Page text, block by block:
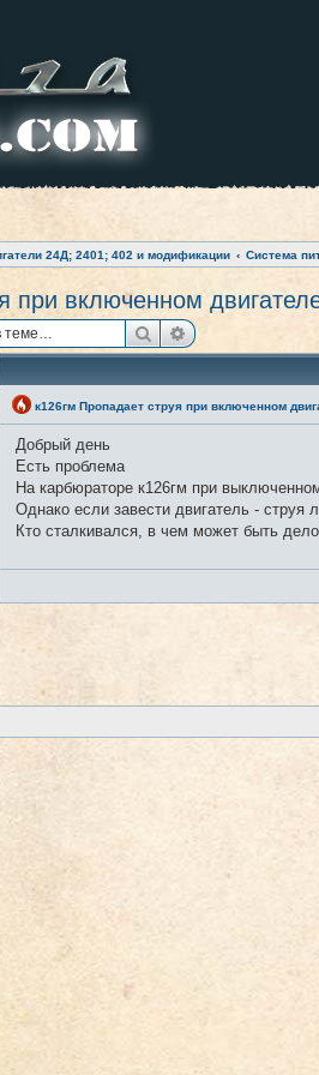
24Д; 2401; 402 и модификации Система
при включенном
ПоискРасширенный
к126гм Пропадает струя при включенном
Добрый день
Есть проблема
На карбюраторе к126гм при
Однако если завести двигатель - струя
Кто сталкивался, в чем может быть